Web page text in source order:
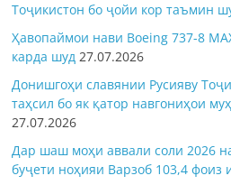
Тоҷикистон бо ҷойи кор таъмин
Ҳавопаймои нави Boeing 737-8
карда шуд 27.07.2026
Донишгоҳи славянии Русияву
таҳсил бо як қатор навгониҳои
27.07.2026
Дар шаш моҳи аввали соли 2026
буҷети ноҳияи Варзоб 103,4 фоиз